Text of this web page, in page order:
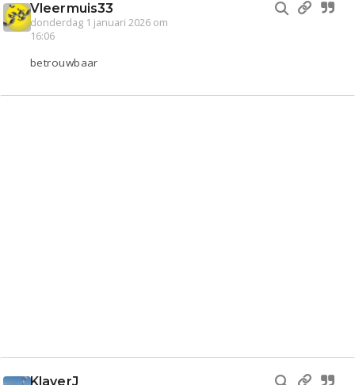
Vleermuis33
donderdag 1 januari 2026 om
16:06
betrouwbaar
KlaverJ